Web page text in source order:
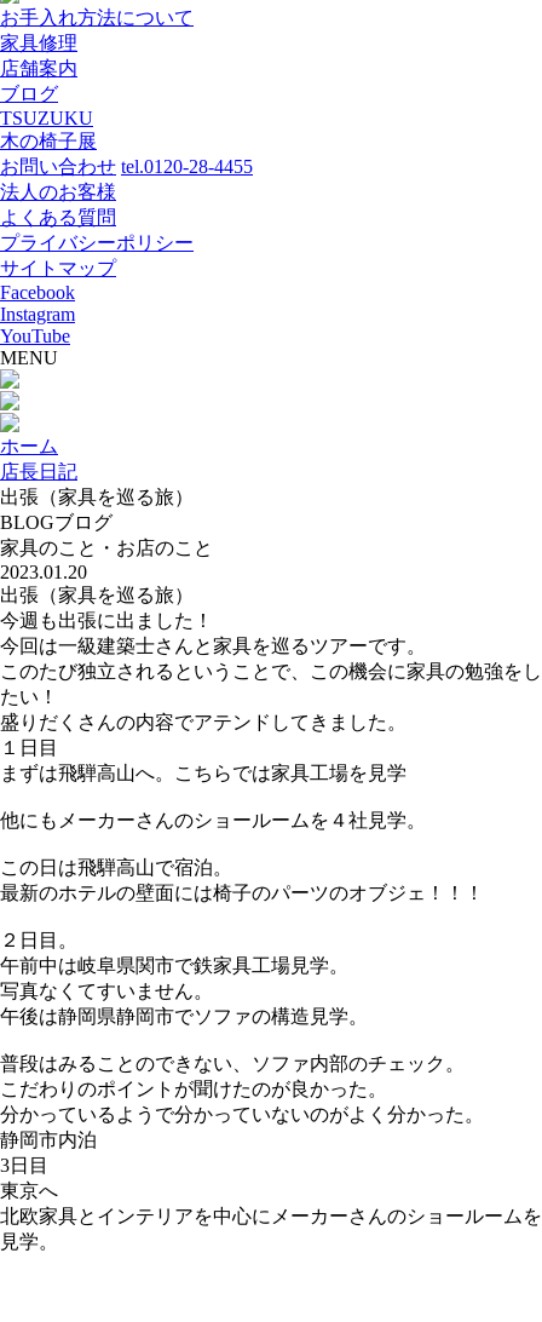
お手入れ方法について
家具修理
店舗案内
ブログ
TSUZUKU
木の椅子展
お問い合わせ tel.0120-28-4455
法人のお客様
よくある質問
プライバシーポリシー
サイトマップ
Facebook
Instagram
YouTube
MENU
ホーム
店長日記
出張（家具を巡る旅）
BLOGブログ
家具のこと・お店のこと
2023.01.20
出張（家具を巡る旅）
今週も出張に出ました！
今回は一級建築士さんと家具を巡るツアーです。
このたび独立されるということで、この機会に家具の勉強をし
たい！
盛りだくさんの内容でアテンドしてきました。
１日目
まずは飛騨高山へ。こちらでは家具工場を見学
他にもメーカーさんのショールームを４社見学。
この日は飛騨高山で宿泊。
最新のホテルの壁面には椅子のパーツのオブジェ！！！
２日目。
午前中は岐阜県関市で鉄家具工場見学。
写真なくてすいません。
午後は静岡県静岡市でソファの構造見学。
普段はみることのできない、ソファ内部のチェック。
こだわりのポイントが聞けたのが良かった。
分かっているようで分かっていないのがよく分かった。
静岡市内泊
3日目
東京へ
北欧家具とインテリアを中心にメーカーさんのショールームを
見学。